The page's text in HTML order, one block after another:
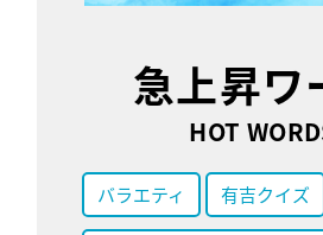
急上昇ワ
HOT
バラエティ 有吉クイズ